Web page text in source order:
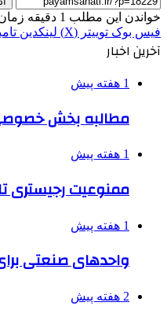
خواندن این مطلب 1 دقیقه زمان میبرد
فیس بوک توییتر (X) لینکدین
آخرین اخبار
1 هفته پیش
مطالبه بخش خصوصی
1 هفته پیش
ممنوعیت رجیستری
1 هفته پیش
واحدهای صنعتی
2 هفته پیش